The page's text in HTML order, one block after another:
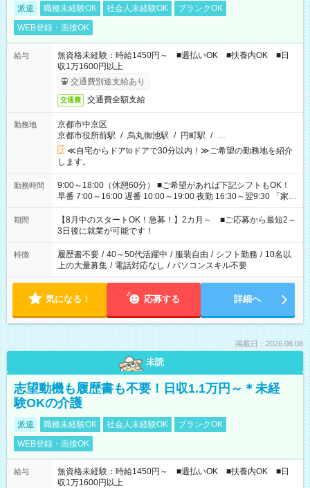
派遣 職種未経験OK 社会人未経験OK
ブランクOK
WEB登録・面接OK
給与
無資格未経験：時給1450円～ ■週払いOK ■扶養内OK ■日
収1万1600円以上
交通費別途支給あり
交通費 交通費全額支給
勤務地
京都市中京区
京都市役所前駅 / 烏丸御池駅 / 円町駅 / …
≪自宅からドアtoドアで30分以内！≫ご希望の勤務地を紹介
します。
勤務時間
9:00～18:00（休憩60分） ■ご希望があれば下記シフトもOK！
早番 7:00～16:00 遅番 10:00～19:00 夜勤 16:30～翌9:30 「家族
と休みを合わせたい」 「余裕を持って夕飯の準備がしたい」
「できれば残業はしたくない」 など、ご希望を教えてください
ね。 ※Wワーク希望の方へ 今ご覧のお仕事で希望する勤務時間
と、もう1つのお仕事の勤務時間。 合計で週40時間を超える場
合は応募できません。
期間
【8月中のスタートOK！急募！】2カ月～ ■ご応募から最短2～
3日後に就業が可能です！
特徴 履歴書不要 / 40～50代活躍中 / 服装自由 / シフト勤務 / 10名以
上の大量募集 / 電話対応なし / パソコンスキル不要
気になる！ 応募する 詳細へ
掲載日：2026.08.08
未読
志望動機も履歴書も不要！日収1.1万円～＊未経
験OKの介護
派遣 職種未経験OK 社会人未経験OK
ブランクOK
WEB登録・面接OK
給与
無資格未経験：時給1450円～ ■週払いOK ■扶養内OK ■日
収1万1600円以上